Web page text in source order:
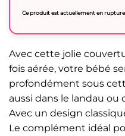
Avec cette jolie
fois aérée, votre bébé
profondément sous
aussi dans le landau ou
Avec un design
Le complément idéal
Ce produit est actuellement en